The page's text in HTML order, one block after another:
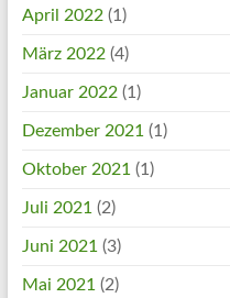
April 2022(1)
März 2022(4)
Januar 2022(1)
Dezember 2021 (1)
Oktober 2021 (1)
Juli 2021 (2)
Juni 2021 (3)
Mai 2021 (2)